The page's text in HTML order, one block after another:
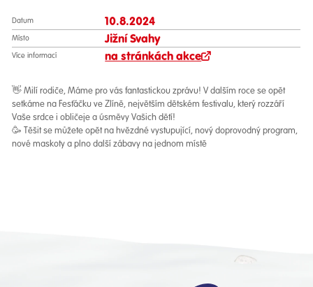
Datum 10.8.2024
Místo Jižní Svahy
Více informací na stránkách akce
👋 Milí rodiče, Máme pro vás fantastickou zprávu! V dalším roce se opět
setkáme na Fesťáčku ve Zlíně, největším dětském festivalu, který rozzáří
Vaše srdce i obličeje a úsměvy Vašich dětí!
🥳 Těšit se můžete opět na hvězdné vystupující, nový doprovodný program,
nové maskoty a plno další zábavy na jednom místě